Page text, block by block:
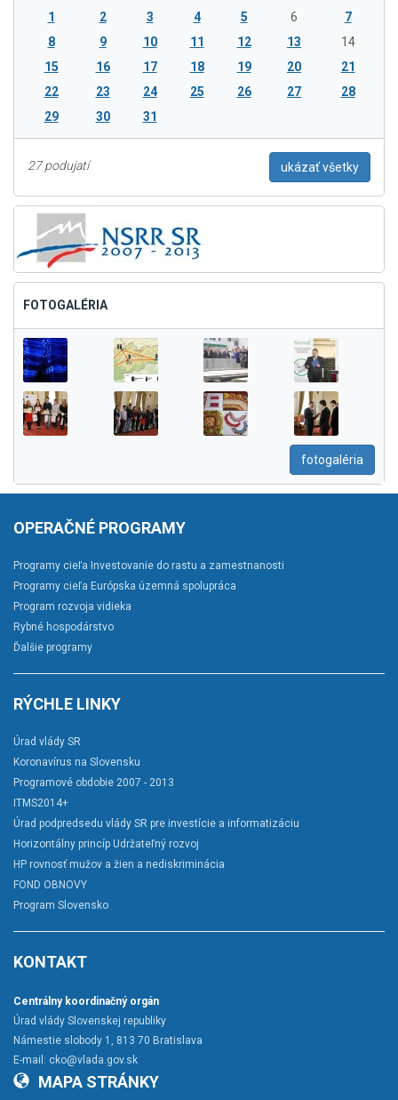
1
2 3 4 5 6
7
8
9 10 11 12 13
14
15
16 17 18 19 20
21
22
23 24 25 26 27
28
29
30 31
27 podujatí ukázať všetky
FOTOGALÉRIA
fotogaléria
OPERAČNÉ PROGRAMY
Programy cieľa Investovanie do rastu a zamestnanosti
Programy cieľa Európska územná spolupráca
Program rozvoja vidieka
Rybné hospodárstvo
Ďalšie programy
RÝCHLE LINKY
Úrad vlády SR
Koronavírus na Slovensku
Programové obdobie 2007 - 2013
ITMS2014+
Úrad podpredsedu vlády SR pre investície a informatizáciu
Horizontálny princíp Udržateľný rozvoj
HP rovnosť mužov a žien a nediskriminácia
FOND OBNOVY
Program Slovensko
KONTAKT
Centrálny koordinačný orgán
Úrad vlády Slovenskej republiky
Námestie slobody 1, 813 70 Bratislava
E-mail: cko@vlada.gov.sk
MAPA STRÁNKY